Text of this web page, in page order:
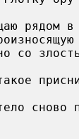
рядом в
со
сново